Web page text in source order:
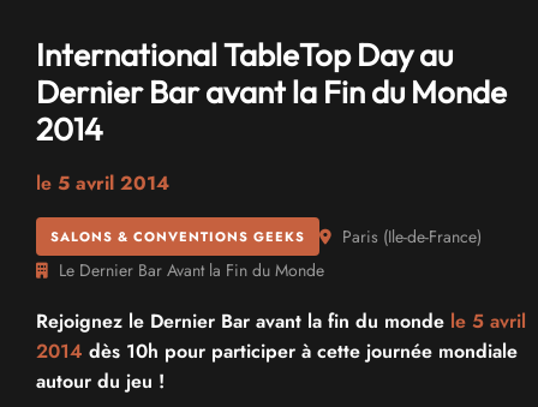
International TableTop Day au
Dernier Bar avant la Fin du Monde
2014
le 5 avril 2014
SALONS & CONVENTIONS GEEKS Paris (Ile-de-France)
Le Dernier Bar Avant la Fin du Monde
Rejoignez le Dernier Bar avant la fin du monde le 5 avril
2014 dès 10h pour participer à cette journée mondiale
autour du jeu !